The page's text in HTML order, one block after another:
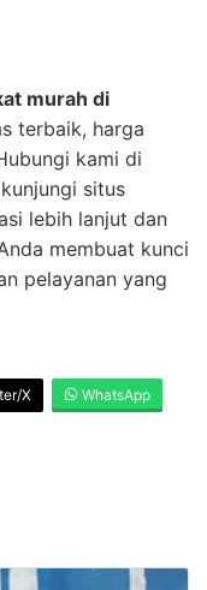
murah di
terbaik, harga
kami di
situs
lebih lanjut dan
membuat kunci
pelayanan yang
X WhatsApp